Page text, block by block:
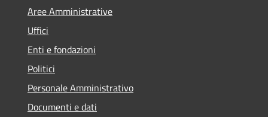
Aree Amministrative
Uffici
Enti e fondazioni
Politici
Personale Amministrativo
Documenti e dati